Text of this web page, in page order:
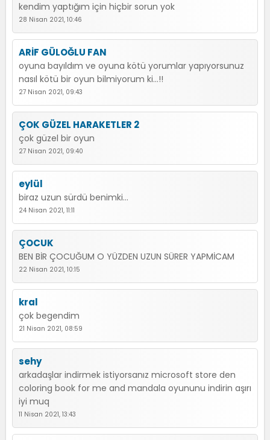
kendim yaptığım için hiçbir sorun yok
28 Nisan 2021, 10:46
ARİF GÜLOĞLU FAN
oyuna bayıldım ve oyuna kötü yorumlar yapıyorsunuz
nasıl kötü bir oyun bilmiyorum ki...!!
27 Nisan 2021, 09:43
ÇOK GÜZEL HARAKETLER 2
çok güzel bir oyun
27 Nisan 2021, 09:40
eylül
biraz uzun sürdü benimki...
24 Nisan 2021, 11:11
ÇOCUK
BEN BİR ÇOCUĞUM O YÜZDEN UZUN SÜRER YAPMİCAM
22 Nisan 2021, 10:15
kral
çok begendim
21 Nisan 2021, 08:59
sehy
arkadaşlar indirmek istiyorsanız microsoft store den
coloring book for me and mandala oyununu indirin aşırı
iyi muq
11 Nisan 2021, 13:43